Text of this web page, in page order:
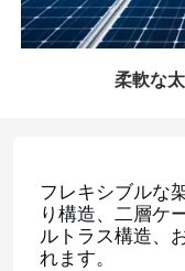
柔軟な
フレキシブルな
り構造、二層ケ
ルトラス構造、
れます。